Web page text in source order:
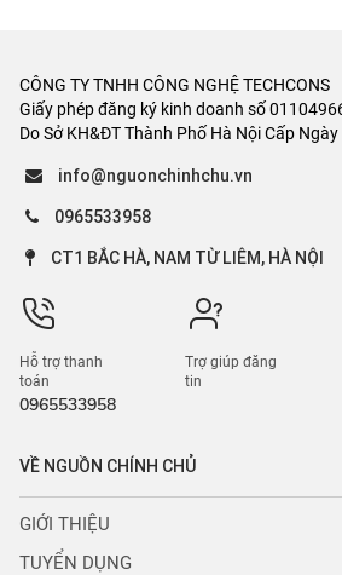
CÔNG TY TNHH CÔNG NGHỆ TECHCONS
Giấy phép đăng ký kinh doanh số
Do Sở KH&ĐT Thành Phố Hà Nội Cấp
info@nguonchinhchu.vn
0965533958
CT1 BẮC HÀ, NAM TỪ LIÊM, HÀ NỘI
Hỗ trợ thanh
toán
0965533958
Trợ giúp đăng
tin
VỀ NGUỒN CHÍNH CHỦ
GIỚI THIỆU
TUYỂN DỤNG